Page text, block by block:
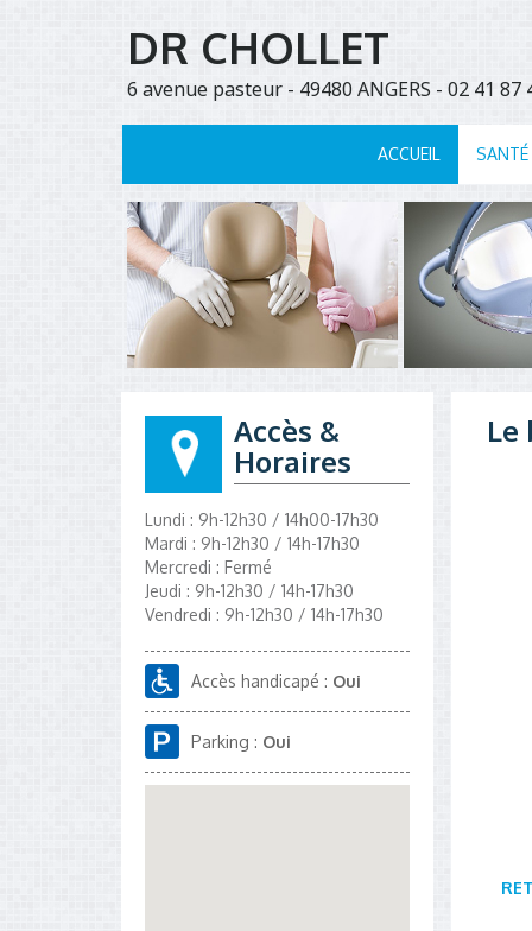
DR CHOLLET
6 avenue pasteur - 49480 ANGERS - 02 41
ACCUEIL SANTÉ
Accès &
Horaires
Lundi : 9h-12h30 / 14h00-17h30
Mardi : 9h-12h30 / 14h-17h30
Mercredi : Fermé
Jeudi : 9h-12h30 / 14h-17h30
Vendredi : 9h-12h30 / 14h-17h30
Accès handicapé : Oui
Parking : Oui
Le